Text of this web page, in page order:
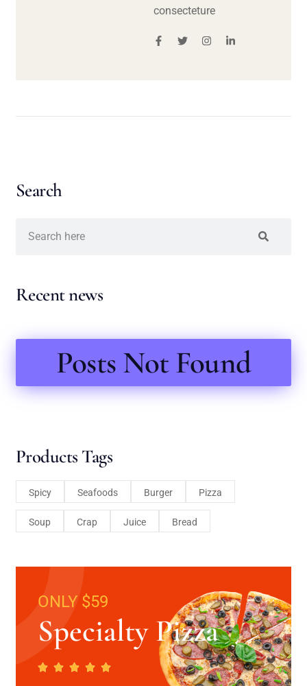
consecteture
Search
Recent news
Posts Not Found
Products Tags
Spicy Seafoods Burger Pizza
Soup Crap Juice Bread
ONLY $59
Specialty Pizza